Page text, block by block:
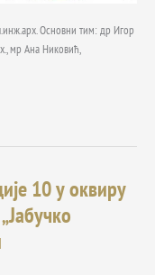
Основни тим: др Игор
мр Ана Никовић,
10 у оквиру